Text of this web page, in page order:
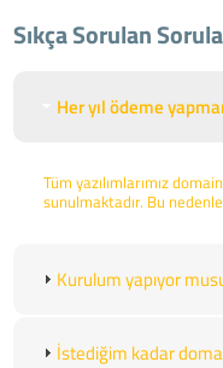
Sıkça Sorulan
Her yıl ödeme
Tüm yazılımlarımız
sunulmaktadır. Bu
Kurulum yapıyor
İstediğim kadar